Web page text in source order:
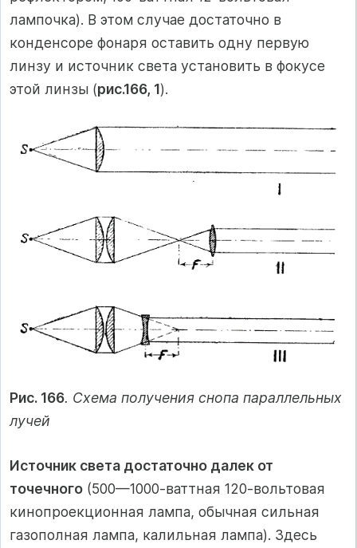
лампочка). В этом случае достаточно в
конденсоре фонаря оставить одну первую
линзу и источник света установить в фокусе
этой линзы (рис.166, 1).
Рис. 166. Схема получения снопа параллельных
лучей
Источник света достаточно далек от
точечного (500—1000-ваттная 120-вольтовая
кинопроекционная лампа, обычная сильная
газополная лампа, калильная лампа). Здесь